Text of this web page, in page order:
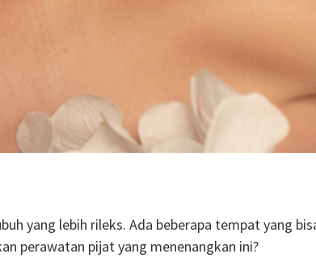
yang lebih rileks. Ada beberapa tempat yang
perawatan pijat yang menenangkan ini?